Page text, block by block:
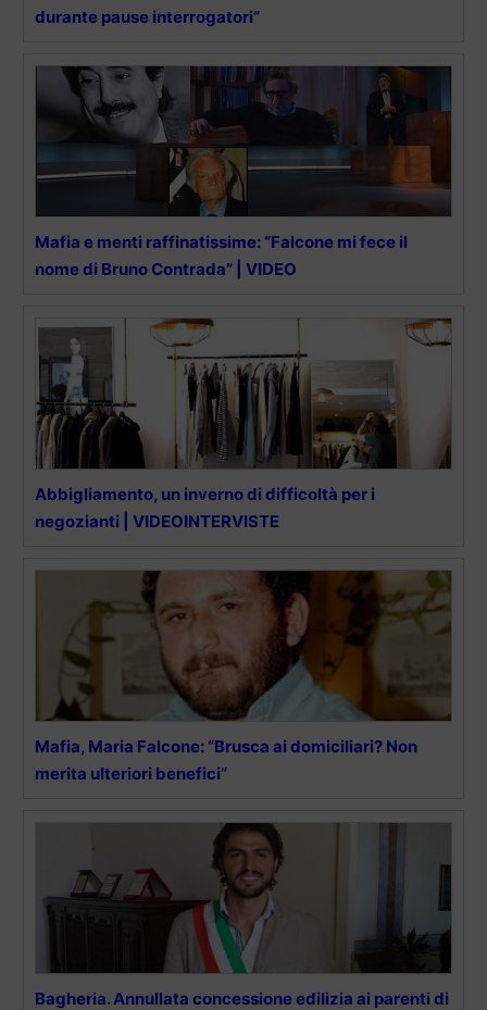
durante pause interrogatori”
Mafia e menti raffinatissime: “Falcone mi fece il
nome di Bruno Contrada” | VIDEO
Abbigliamento, un inverno di difficoltà per i
negozianti | VIDEOINTERVISTE
Mafia, Maria Falcone: “Brusca ai domiciliari? Non
merita ulteriori benefici”
Bagheria. Annullata concessione edilizia ai parenti di